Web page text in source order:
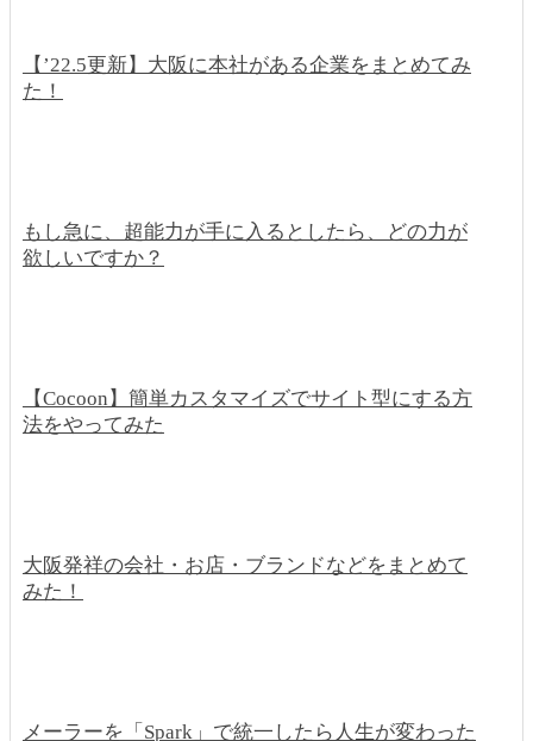
【’22.5更新】大阪に本社がある企業をまとめてみ
た！
もし急に、超能力が手に入るとしたら、どの力が
欲しいですか？
【Cocoon】簡単カスタマイズでサイト型にする方
法をやってみた
大阪発祥の会社・お店・ブランドなどをまとめて
みた！
メーラーを「Spark」で統一したら人生が変わった